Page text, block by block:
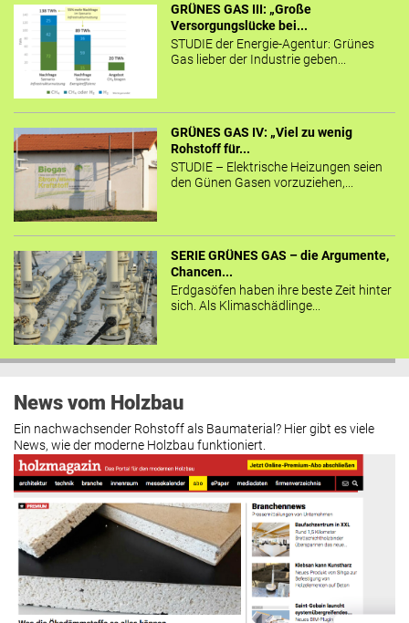
GRÜNES GAS III: „Große
Versorgungslücke bei...
STUDIE der Energie-Agentur: Grünes
Gas lieber der Industrie geben...
GRÜNES GAS IV: „Viel zu wenig
Rohstoff für...
STUDIE – Elektrische Heizungen seien
den Günen Gasen vorzuziehen,...
SERIE GRÜNES GAS – die Argumente,
Chancen...
Erdgasöfen haben ihre beste Zeit hinter
sich. Als Klimaschädlinge...
News vom Holzbau
Ein nachwachsender Rohstoff als Baumaterial? Hier gibt es viele
News, wie der moderne Holzbau funktioniert.